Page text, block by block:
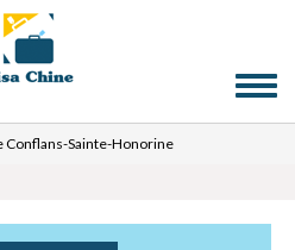
Conflans-Sainte-Honorine